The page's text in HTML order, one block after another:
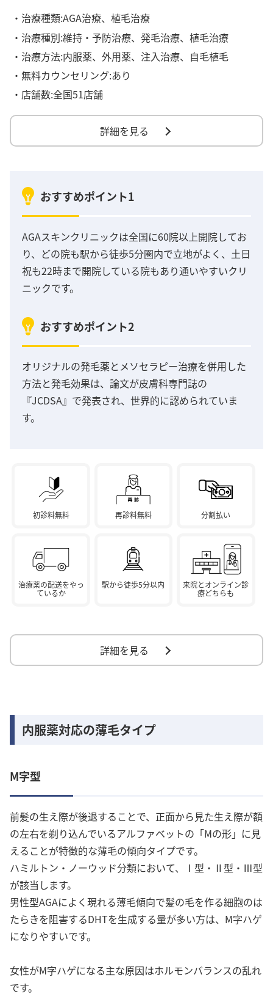
・治療種類:AGA治療、植毛治療
・治療種別:維持・予防治療、発毛治療、植毛治療
・治療方法:内服薬、外用薬、注入治療、自毛植毛
・無料カウンセリング:あり
・店舗数:全国51店舗
詳細を見る
おすすめポイント1
AGAスキンクリニックは全国に60院以上開院してお
り、どの院も駅から徒歩5分圏内で立地がよく、土日
祝も22時まで開院している院もあり通いやすいクリ
ニックです。
おすすめポイント2
オリジナルの発毛薬とメソセラピー治療を併用した
方法と発毛効果は、論文が皮膚科専門誌の
『JCDSA』で発表され、世界的に認められていま
す。
初診料無料 再診料無料 分割払い
治療薬の配送をやっ
ているか
駅から徒歩5分以内
来院とオンライン診
療どちらも
詳細を見る
内服薬対応の薄毛タイプ
M字型
前髪の生え際が後退することで、正面から見た生え際が額
の左右を剃り込んでいるアルファベットの「Mの形」に見
えることが特徴的な薄毛の傾向タイプです。
ハミルトン・ノーウッド分類において、Ⅰ型・Ⅱ型・Ⅲ型
が該当します。
男性型AGAによく現れる薄毛傾向で髪の毛を作る細胞のは
たらきを阻害するDHTを生成する量が多い方は、M字ハゲ
になりやすいです。
女性がM字ハゲになる主な原因はホルモンバランスの乱れ
です。